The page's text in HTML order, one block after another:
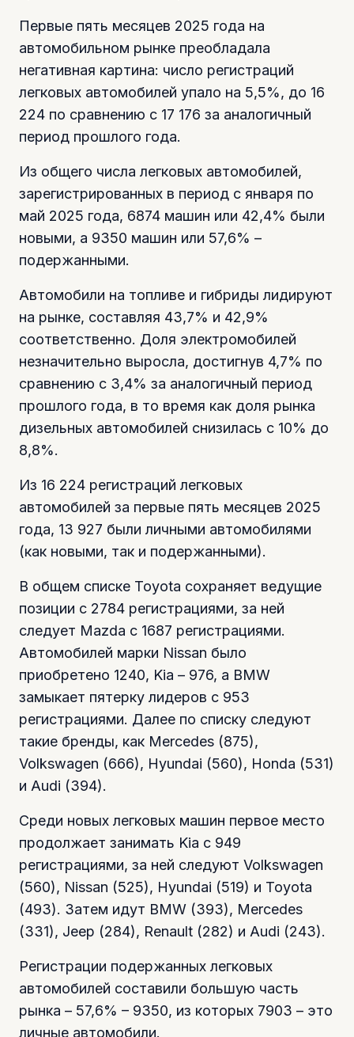
Первые пять месяцев 2025 года на
автомобильном рынке преобладала
негативная картина: число регистраций
легковых автомобилей упало на 5,5%, до 16
224 по сравнению с 17 176 за аналогичный
период прошлого года.
Из общего числа легковых автомобилей,
зарегистрированных в период с января по
май 2025 года, 6874 машин или 42,4% были
новыми, а 9350 машин или 57,6% –
подержанными.
Автомобили на топливе и гибриды лидируют
на рынке, составляя 43,7% и 42,9%
соответственно. Доля электромобилей
незначительно выросла, достигнув 4,7% по
сравнению с 3,4% за аналогичный период
прошлого года, в то время как доля рынка
дизельных автомобилей снизилась с 10% до
8,8%.
Из 16 224 регистраций легковых
автомобилей за первые пять месяцев 2025
года, 13 927 были личными автомобилями
(как новыми, так и подержанными).
В общем списке Toyota сохраняет ведущие
позиции с 2784 регистрациями, за ней
следует Mazda с 1687 регистрациями.
Автомобилей марки Nissan было
приобретено 1240, Kia – 976, а BMW
замыкает пятерку лидеров с 953
регистрациями. Далее по списку следуют
такие бренды, как Mercedes (875),
Volkswagen (666), Hyundai (560), Honda (531)
и Audi (394).
Среди новых легковых машин первое место
продолжает занимать Kia с 949
регистрациями, за ней следуют Volkswagen
(560), Nissan (525), Hyundai (519) и Toyota
(493). Затем идут BMW (393), Mercedes
(331), Jeep (284), Renault (282) и Audi (243).
Регистрации подержанных легковых
автомобилей составили большую часть
рынка – 57,6% – 9350, из которых 7903 – это
личные автомобили.